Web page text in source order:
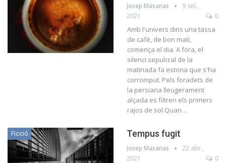
Josep Masanas
9 set.,
2021
0
Amb l'univers dins una tassa
de cafè, de bon matí,
comença el dia. A fora, el
silenci sepulcral de la
matinada fa estona que s'ha
corromput. Pels foradets de
la persiana lleugerament
alçada es filtren els primers
rajos de sol.Quan…
Ficció Tempus fugit
Josep Masanas
22 abr.,
2021
0